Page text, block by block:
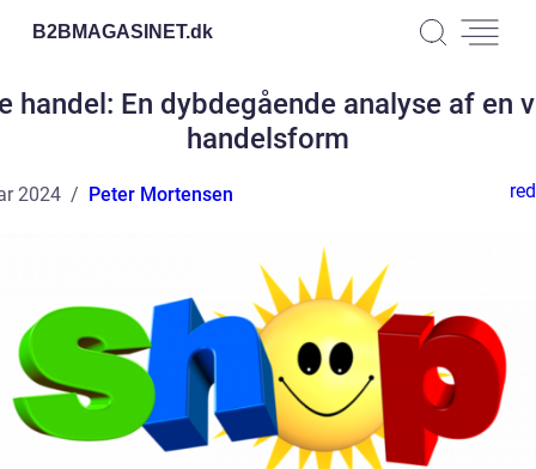
B2BMAGASINET.dk
handel: En dybdegående analyse af en
handelsform
2024 Peter Mortensen